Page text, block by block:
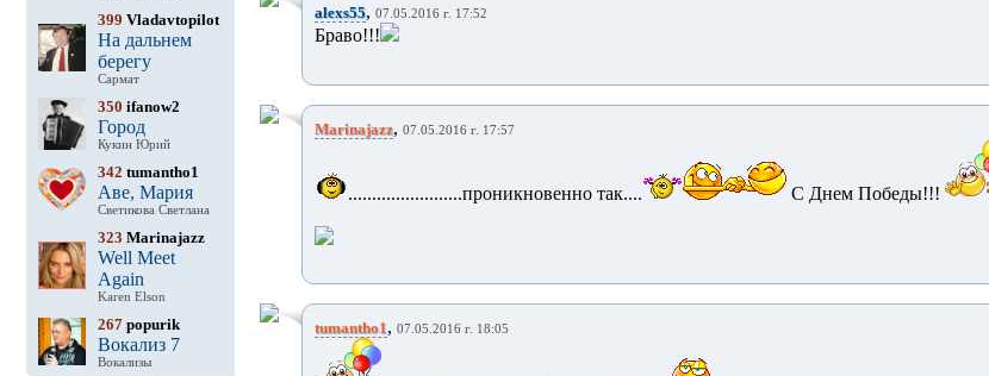
399 Vladavtopilot
На дальнем
берегу
Сармат
350 ifanow2
Город
Кукин Юрий
342 tumantho1
Аве, Мария
Светикова Светлана
323 Marinajazz
Well Meet
Again
Karen Elson
267popurik
Вокализ 7
Вокализы
alexs55, 07.05.2016 г. 17:52
Браво!!!
Marinajazz, 07.05.2016 г. 17:57
........................проникновенно так.... С Днем Победы!!!
tumantho1, 07.05.2016 г. 18:05